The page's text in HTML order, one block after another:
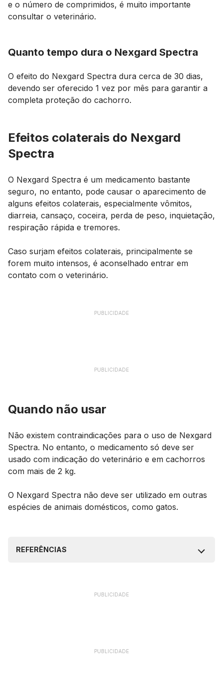
e o número de comprimidos, é muito importante
consultar o veterinário.
Quanto tempo dura o Nexgard Spectra
O efeito do Nexgard Spectra dura cerca de 30 dias,
devendo ser oferecido 1 vez por mês para garantir a
completa proteção do cachorro.
Efeitos colaterais do Nexgard
Spectra
O Nexgard Spectra é um medicamento bastante
seguro, no entanto, pode causar o aparecimento de
alguns efeitos colaterais, especialmente vômitos,
diarreia, cansaço, coceira, perda de peso, inquietação,
respiração rápida e tremores.
Caso surjam efeitos colaterais, principalmente se
forem muito intensos, é aconselhado entrar em
contato com o veterinário.
PUBLICIDADE
PUBLICIDADE
Quando não usar
Não existem contraindicações para o uso de Nexgard
Spectra. No entanto, o medicamento só deve ser
usado com indicação do veterinário e em cachorros
com mais de 2 kg.
O Nexgard Spectra não deve ser utilizado em outras
espécies de animais domésticos, como gatos.
REFERÊNCIAS
PUBLICIDADE
PUBLICIDADE